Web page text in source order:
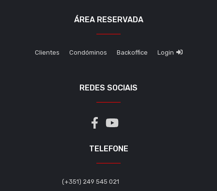
ÁREA RESERVADA
Clientes Condóminos Backoffice Login
REDES SOCIAIS
TELEFONE
(+351) 249 545 021